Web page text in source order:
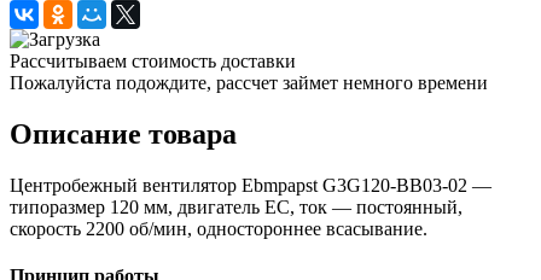
Рассчитываем стоимость доставки
Пожалуйста подождите, рассчет займет немного времени
Описание товара
Центробежный вентилятор Ebmpapst G3G120-BB03-02 —
типоразмер 120 мм, двигатель EC, ток — постоянный,
скорость 2200 об/мин, одностороннее всасывание.
Принцип работы